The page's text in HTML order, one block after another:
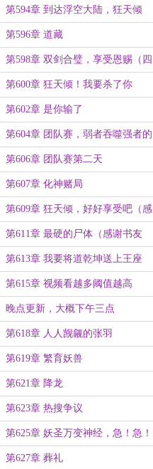
第594章 到达浮空大陆，狂天倾
第596章 道藏
第598章 双剑合璧，享受恩赐（四
千字章）
第600章 狂天倾！我要杀了你
啊！！！
第602章 是你输了
第604章 团队赛，弱者吞噬强者的
机会
第606章 团队赛第二天
第607章 化神赌局
第609章 狂天倾，好好享受吧（感
谢‘踏鹤斩蜃’打赏盟主）
第611章 最硬的尸体（感谢书友
2021092711324876打盟）
第613章 我要将道乾坤送上王座
第615章 视频看越多阈值越高
晚点更新，大概下午三点
第618章 人人觊觎的张羽
第619章 繁育妖兽
第621章 降龙
第623章 热搜争议
第625章 妖圣万变神经，急！急！
急！
第627章 葬礼